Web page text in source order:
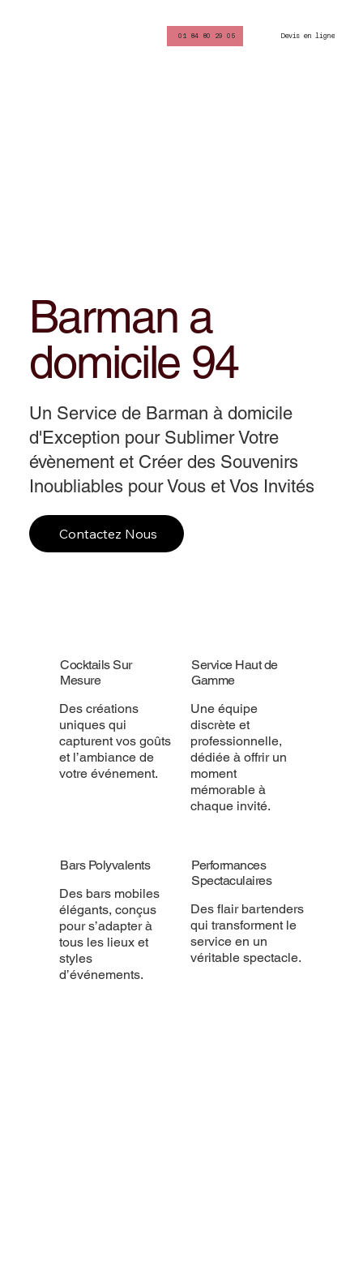
01 84 80 29 05 Devis en ligne
Barman a
domicile 94
Un Service de Barman à domicile
d'Exception pour Sublimer Votre
évènement et Créer des Souvenirs
Inoubliables pour Vous et Vos Invités
Contactez Nous
Cocktails Sur
Mesure
Des créations
uniques qui
capturent vos goûts
et l’ambiance de
votre événement.
Service Haut de
Gamme
Une équipe
discrète et
professionnelle,
dédiée à offrir un
moment
mémorable à
chaque invité.
Bars Polyvalents
Des bars mobiles
élégants, conçus
pour s’adapter à
tous les lieux et
styles
d’événements.
Performances
Spectaculaires
Des flair bartenders
qui transforment le
service en un
véritable spectacle.